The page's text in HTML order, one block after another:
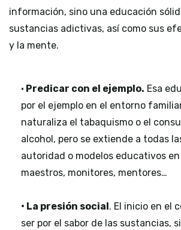
información, sino una educación
sustancias adictivas, así como sus
y la mente.
• Predicar con el ejemplo. Esa
por el ejemplo en el entorno
naturaliza el tabaquismo o el
alcohol, pero se extiende a todas
autoridad o modelos educativos
maestros, monitores, mentores…
• La presión social. El inicio en el
ser por el sabor de las sustancias,